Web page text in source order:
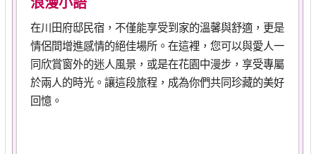
在川田府邸民宿，不僅能享受到家的溫馨與舒適，更是
情侶間增進感情的絕佳場所。在這裡，您可以與愛人一
同欣賞窗外的迷人風景，或是在花園中漫步，享受專屬
於兩人的時光。讓這段旅程，成為你們共同珍藏的美好
回憶。